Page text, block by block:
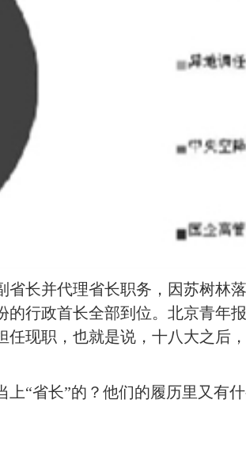
长并代理省长职务，因苏树林
行政首长全部到位。北京青年
现职，也就是说，十八大之后
“省长”的？他们的履历里又有什